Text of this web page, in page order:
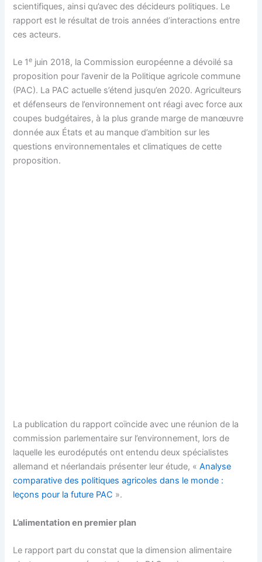
scientifiques, ainsi qu’avec des décideurs politiques. Le
rapport est le résultat de trois années d’interactions entre
ces acteurs.
Le 1e juin 2018, la Commission européenne a dévoilé sa
proposition pour l’avenir de la Politique agricole commune
(PAC). La PAC actuelle s’étend jusqu’en 2020. Agriculteurs
et défenseurs de l’environnement ont réagi avec force aux
coupes budgétaires, à la plus grande marge de manœuvre
donnée aux États et au manque d’ambition sur les
questions environnementales et climatiques de cette
proposition.
La publication du rapport coïncide avec une réunion de la
commission parlementaire sur l’environnement, lors de
laquelle les eurodéputés ont entendu deux spécialistes
allemand et néerlandais présenter leur étude, «Analyse
comparative des politiques agricoles dans le monde :
leçons pour la future PAC ».
L’alimentation en premier plan
Le rapport part du constat que la dimension alimentaire